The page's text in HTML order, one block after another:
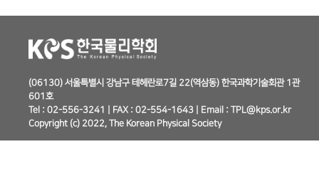
(06130) 서울특별시 강남구 테헤란로7길 22(역삼동) 한국과학기술회관 1관
601호
Tel : 02-556-3241 | FAX : 02-554-1643 | Email : TPL@kps.or.kr
Copyright (c) 2022, The Korean Physical Society